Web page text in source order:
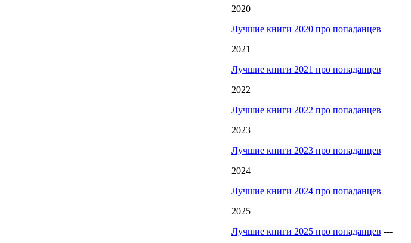
2020
Лучшие книги 2020 про попаданцев
2021
Лучшие книги 2021 про попаданцев
2022
Лучшие книги 2022 про попаданцев
2023
Лучшие книги 2023 про попаданцев
2024
Лучшие книги 2024 про попаданцев
2025
Лучшие книги 2025 про попаданцев ---